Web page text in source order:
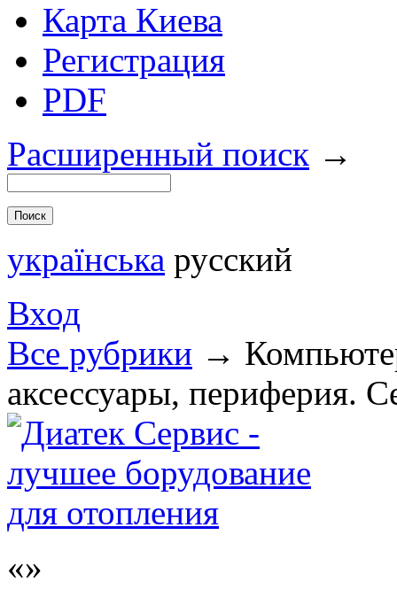
Карта Киева
Регистрация
PDF
Расширенный поиск →
українська русский
Вход
Все рубрики →
аксессуары, периферия.